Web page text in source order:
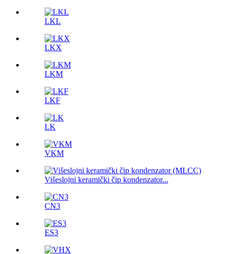
LKL
LKX
LKM
LKF
LK
VKM
Višeslojni keramički čip kondenzator...
CN3
ES3